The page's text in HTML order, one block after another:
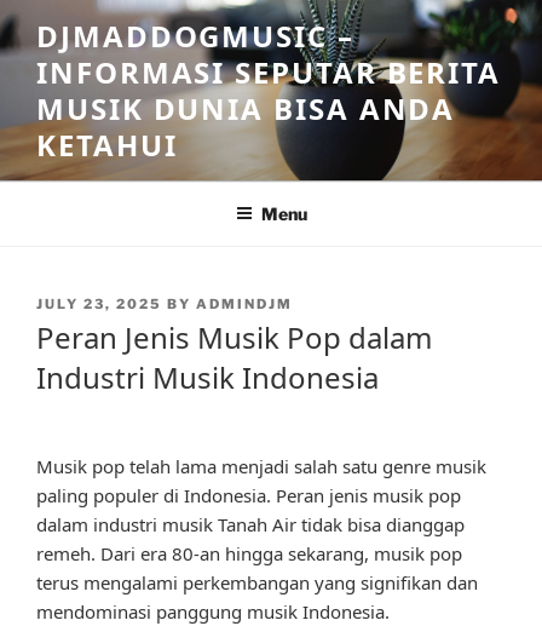
Skip
to
content
DJMADDOGMUSIC –
INFORMASI SEPUTAR BERITA
MUSIK DUNIA BISA ANDA
KETAHUI
Menu
POSTED
JULY 23, 2025 BY ADMINDJM
Peran Jenis Musik Pop dalam
Industri Musik Indonesia
Musik pop telah lama menjadi salah satu genre musik
paling populer di Indonesia. Peran jenis musik pop
dalam industri musik Tanah Air tidak bisa dianggap
remeh. Dari era 80-an hingga sekarang, musik pop
terus mengalami perkembangan yang signifikan dan
mendominasi panggung musik Indonesia.